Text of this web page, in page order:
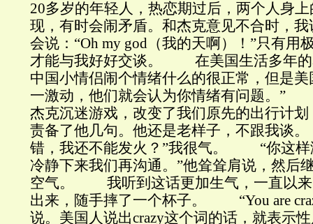
20多岁的年轻人，热恋期过后，两个人身
现，有时会闹矛盾。和杰克意见不合时，
会说：“Oh my god（我的天啊）！”只有用
才能与我好好交谈。 在美国生活多年的
中国小情侣闹个情绪什么的很正常，但是
一激动，他们就会认为你情绪有问题。”
杰克沉迷游戏，改变了我们原先的出行计
责备了他几句。他还是老样子，不跟我
错，我还不能发火？”我很气。 “你这样
冷静下来我们再沟通。”他耸耸肩说，然后
空气。 我听到这话更加生气，一直以来
出来，随手摔了一个杯子。 “You are
说。美国人说出crazy这个词的话，就表